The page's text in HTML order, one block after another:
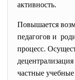
активность.
Повышается
педагогов и
процесс.
частные учебные